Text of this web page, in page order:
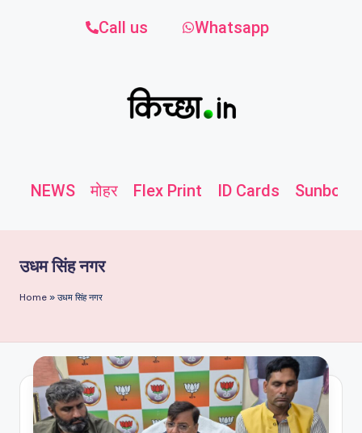
Call us Whatsapp
NEWS मोहर Flex Print ID Cards
उधम सिंह नगर
Home » उधम सिंह नगर